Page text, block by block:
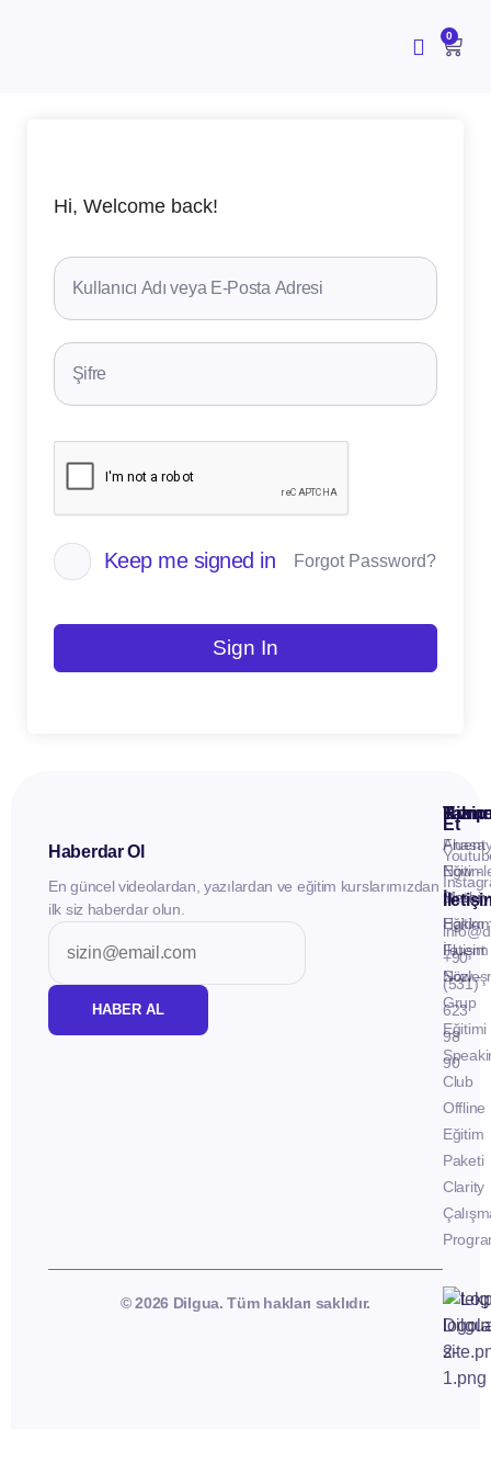
0
Hi, Welcome back!
Keep me signed in Forgot Password?
Sign In
Haberdar Ol
En güncel videolardan, yazılardan ve eğitim kurslarımızdan
ilk siz haberdar olun.
HABER AL
İletişim
Fluent
Now -
Birebir
Eğitim
Fluent
Now -
Grup
Eğitimi
Club
Offline
Eğitim
Paketi
Clarity
Takip
Et
+90
(531)
623
98
90
© 2026 Dilgua. Tüm hakları saklıdır.